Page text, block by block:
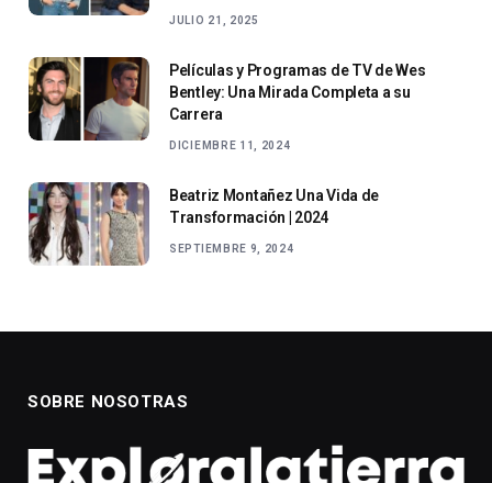
JULIO 21, 2025
Películas y Programas de TV de Wes
Bentley: Una Mirada Completa a su
Carrera
DICIEMBRE 11, 2024
Beatriz Montañez Una Vida de
Transformación | 2024
SEPTIEMBRE 9, 2024
SOBRE NOSOTRAS